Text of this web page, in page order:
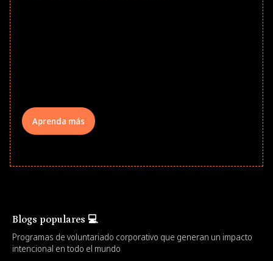
Aprenda más
Blogs populares 💻
Programas de voluntariado corporativo que generan un impacto
intencional en todo el mundo